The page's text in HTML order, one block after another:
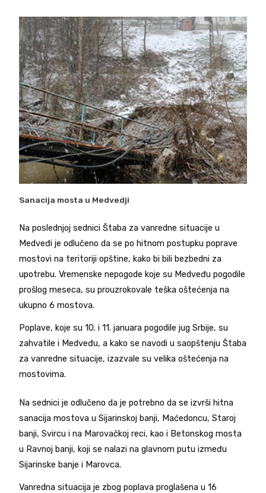
Sanacija mosta u Medvedji
Na poslednjoj sednici Štaba za vanredne situacije u
Medveđi je odlučeno da se po hitnom postupku poprave
mostovi na teritoriji opštine, kako bi bili bezbedni za
upotrebu. Vremenske nepogode koje su Medveđu pogodile
prošlog meseca, su prouzrokovale teška oštećenja na
ukupno 6 mostova.
Poplave, koje su 10. i 11. januara pogodile jug Srbije, su
zahvatile i Medveđu, a kako se navodi u saopštenju Štaba
za vanredne situacije, izazvale su velika oštećenja na
mostovima.
Na sednici je odlučeno da je potrebno da se izvrši hitna
sanacija mostova u Sijarinskoj banji, Maćedoncu, Staroj
banji, Svircu i na Marovačkoj reci, kao i Betonskog mosta
u Ravnoj banji, koji se nalazi na glavnom putu između
Sijarinske banje i Marovca.
Vanredna situacija je zbog poplava proglašena u 16